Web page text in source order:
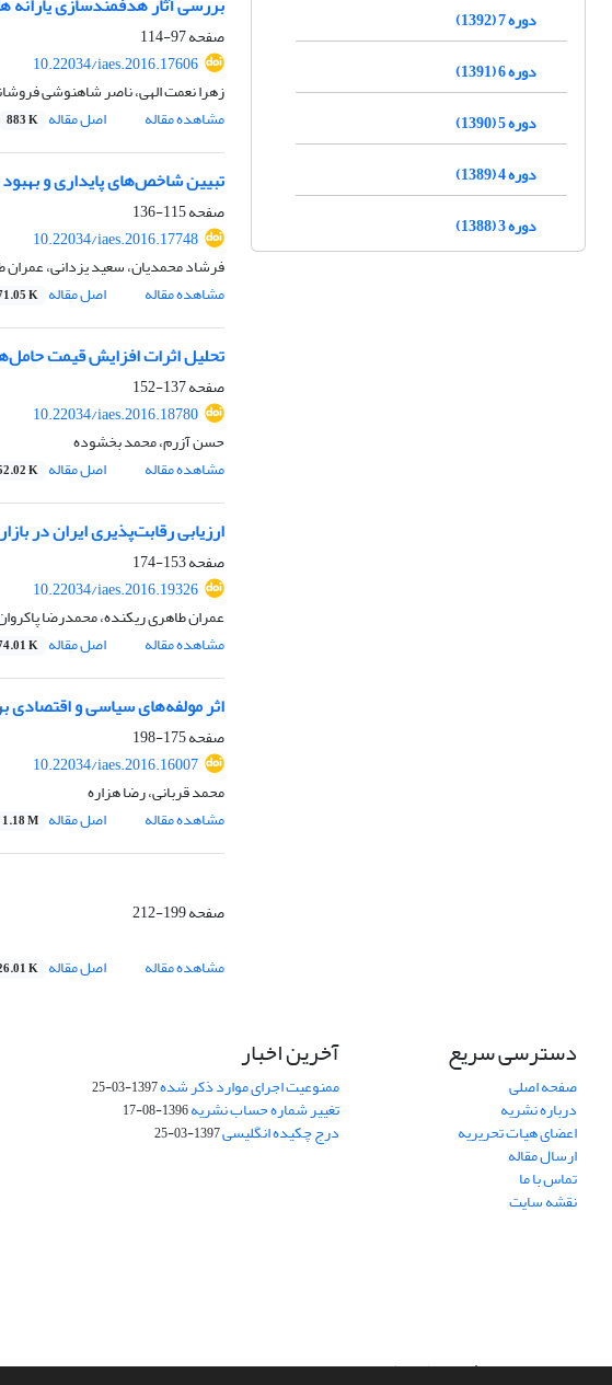
صفحه97-114
10.22034/iaes.2016.17606
زهرا نعمت الهی، ناصر شاهنوشی
مشاهده مقاله
اصل مقاله 883 K
تبیین شاخص‌های پایداری و
صفحه115-136
10.22034/iaes.2016.17748
فرشاد محمدیان، سعید یزدانی، عمران
مشاهده مقاله
اصل مقاله K
تحلیل اثرات افزایش قیمت
صفحه137-152
10.22034/iaes.2016.18780
حسن آزرم، محمد بخشوده
مشاهده مقاله
اصل مقاله K
ارزیابی رقابت‌پذیری ایران در
صفحه153-174
10.22034/iaes.2016.19326
عمران طاهری ریکنده، محمدرضا
مشاهده مقاله
اصل مقاله K
اثر مولفه‌های سیاسی و اقتصادی
صفحه175-198
10.22034/iaes.2016.16007
محمد قربانی، رضا هزاره
مشاهده مقاله
اصل مقاله 1.18 M
صفحه199-212
مشاهده مقاله
اصل مقاله K
دوره 7 (1392)
دوره 6 (1391)
دوره 5 (1390)
دوره 4 (1389)
دوره 3 (1388)
دسترسی سریع
صفحه اصلی
درباره نشریه
اعضای هیات تحریریه
ارسال مقاله
تماس با ما
نقشه سایت
آخرین اخبار
ممنوعیت اجرای موارد ذکر شده1397-03-25
تغییر شماره حساب نشریه1396-08-17
درج چکیده انگلیسی1397-03-25
سامانه مدیریت نشریات علمی.طراحی و پیاده سازی ازسیناوب